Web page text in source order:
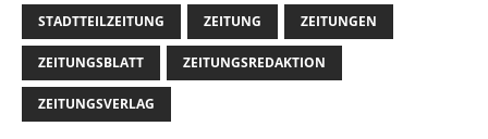
STADTTEILZEITUNG ZEITUNG ZEITUNGEN
ZEITUNGSBLATT ZEITUNGSREDAKTION
ZEITUNGSVERLAG